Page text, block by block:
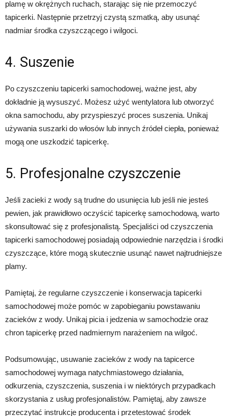
plamę w okrężnych ruchach, starając się nie przemoczyć
tapicerki. Następnie przetrzyj czystą szmatką, aby usunąć
nadmiar środka czyszczącego i wilgoci.
4. Suszenie
Po czyszczeniu tapicerki samochodowej, ważne jest, aby
dokładnie ją wysuszyć. Możesz użyć wentylatora lub otworzyć
okna samochodu, aby przyspieszyć proces suszenia. Unikaj
używania suszarki do włosów lub innych źródeł ciepła, ponieważ
mogą one uszkodzić tapicerkę.
5. Profesjonalne czyszczenie
Jeśli zacieki z wody są trudne do usunięcia lub jeśli nie jesteś
pewien, jak prawidłowo oczyścić tapicerkę samochodową, warto
skonsultować się z profesjonalistą. Specjaliści od czyszczenia
tapicerki samochodowej posiadają odpowiednie narzędzia i środki
czyszczące, które mogą skutecznie usunąć nawet najtrudniejsze
plamy.
Pamiętaj, że regularne czyszczenie i konserwacja tapicerki
samochodowej może pomóc w zapobieganiu powstawaniu
zacieków z wody. Unikaj picia i jedzenia w samochodzie oraz
chron tapicerkę przed nadmiernym narażeniem na wilgoć.
Podsumowując, usuwanie zacieków z wody na tapicerce
samochodowej wymaga natychmiastowego działania,
odkurzenia, czyszczenia, suszenia i w niektórych przypadkach
skorzystania z usług profesjonalistów. Pamiętaj, aby zawsze
przeczytać instrukcje producenta i przetestować środek